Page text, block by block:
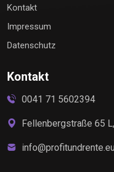
Kontakt
Impressum
Datenschutz
Kontakt
0041 71 5602394
Fellenbergstraße 65
info@profitundrente.eu